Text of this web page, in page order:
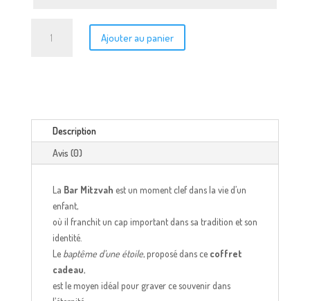
Ajouter au panier
Description
Avis (0)
La Bar Mitzvah est un moment clef dans la vie d’un
enfant,
où il franchit un cap important dans sa tradition et son
identité.
Le baptême d’une étoile, proposé dans ce coffret
cadeau,
est le moyen idéal pour graver ce souvenir dans